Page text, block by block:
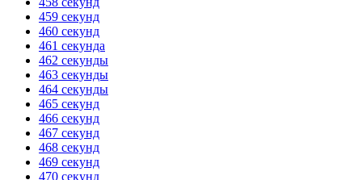
459 секунд
460 секунд
461 секунда
462 секунды
463 секунды
464 секунды
465 секунд
466 секунд
467 секунд
468 секунд
469 секунд
470 секунд